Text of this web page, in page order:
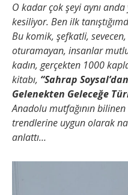
O kadar çok şeyi aynı
kesiliyor. Ben ilk
Bu komik, şefkatli,
oturamayan, insanlar
kadın, gerçekten 1000
kitabı, “Sahrap
Gelenekten Geleceğe
Anadolu mutfağının
trendlerine uygun olarak
anlattı…